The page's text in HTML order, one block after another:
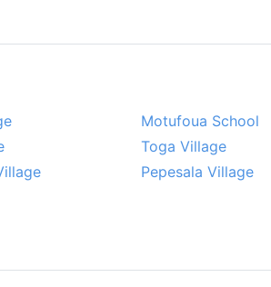
Motufoua School
Toga Village
Pepesala Village